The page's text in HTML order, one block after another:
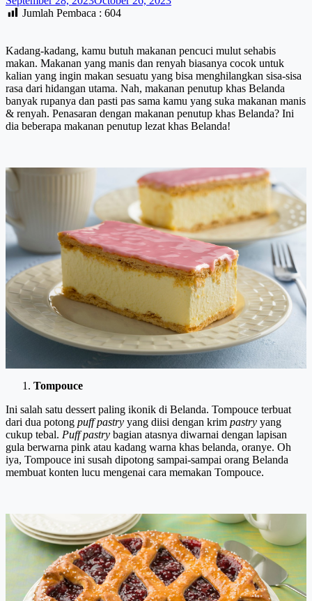
Jumlah Pembaca : 604
Kadang-kadang, kamu butuh makanan pencuci mulut sehabis
makan. Makanan yang manis dan renyah biasanya cocok untuk
kalian yang ingin makan sesuatu yang bisa menghilangkan sisa-sisa
rasa dari hidangan utama. Nah, makanan penutup khas Belanda
banyak rupanya dan pasti pas sama kamu yang suka makanan manis
& renyah. Penasaran dengan makanan penutup khas Belanda? Ini
dia beberapa makanan penutup lezat khas Belanda!
Tompouce
Ini salah satu dessert paling ikonik di Belanda. Tompouce terbuat
dari dua potong puff pastry yang diisi dengan krim pastry yang
cukup tebal. Puff pastry bagian atasnya diwarnai dengan lapisan
gula berwarna pink atau kadang warna khas belanda, oranye. Oh
iya, Tompouce ini susah dipotong sampai-sampai orang Belanda
membuat konten lucu mengenai cara memakan Tompouce.